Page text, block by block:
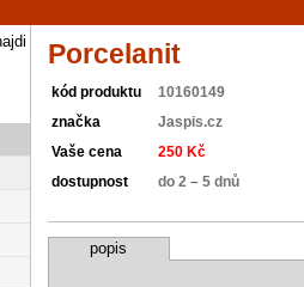
Porcelanit
kód produktu 10160149
značka Jaspis.cz
Vaše cena 250 Kč
dostupnost do 2 – 5 dnů
popis